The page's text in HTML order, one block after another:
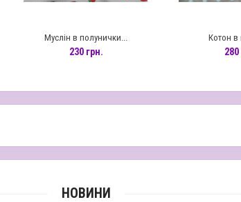
Муслін в полунички...
230 грн.
Котон в
280
НОВИНИ